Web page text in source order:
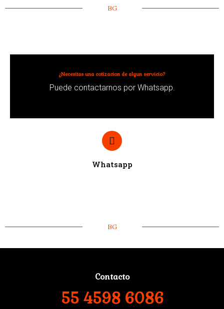
BG
¿Necesitas una cotizacion de algun servicio?
Puede contactarnos por Whatsapp.
Whatsapp
BG
Contacto
55 4598 6086